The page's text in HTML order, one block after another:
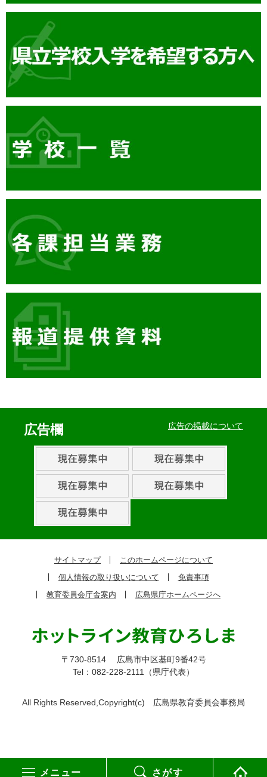
メニュー さがす
広告欄 広告の掲載について
サイトマップ
このホームページについて
個人情報の取り扱いについて
免責事項
教育委員会庁舎案内
広島県庁ホームページへ
〒730-8514
広島市中区基町9番42号
Tel：082-228-2111（県庁代表）
All Rights Reserved,Copyright(c) 広島県教育委員会事務局